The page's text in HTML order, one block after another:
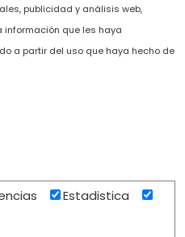
publicidad y análisis web,
información que les haya
a partir del uso que haya hecho de
Estadistica